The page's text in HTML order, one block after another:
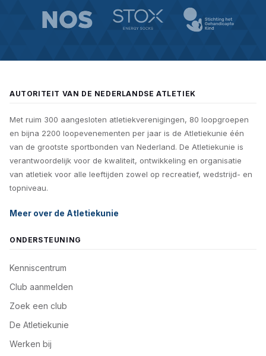
AUTORITEIT VAN DE NEDERLANDSE ATLETIEK
Met ruim 300 aangesloten atletiekverenigingen, 80 loopgroepen
en bijna 2200 loopevenementen per jaar is de Atletiekunie één
van de grootste sportbonden van Nederland. De Atletiekunie is
verantwoordelijk voor de kwaliteit, ontwikkeling en organisatie
van atletiek voor alle leeftijden zowel op recreatief, wedstrijd- en
topniveau.
Meer over de Atletiekunie
ONDERSTEUNING
Kenniscentrum
Club aanmelden
Zoek een club
De Atletiekunie
Werken bij